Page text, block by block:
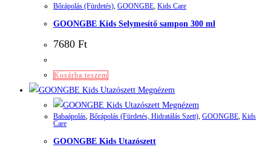
Bőrápolás (Fürdetés) GOONGBE Kids Care
GOONGBE Kids Selymesítő sampon 300 ml
7680 Ft
Kosárba teszem
Megnézem
Megnézem
Babaápolás, Bőrápolás (Fürdetés, Hidratálás Szett), GOONGBE, Kids
Care
GOONGBE Kids Utazószett